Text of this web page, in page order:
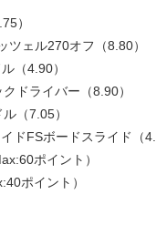
）
ェル270オフ（8.80）
（4.90）
ドライバー（8.90）
（7.05）
ドFSボードスライド（
ポイント）
ポイント）